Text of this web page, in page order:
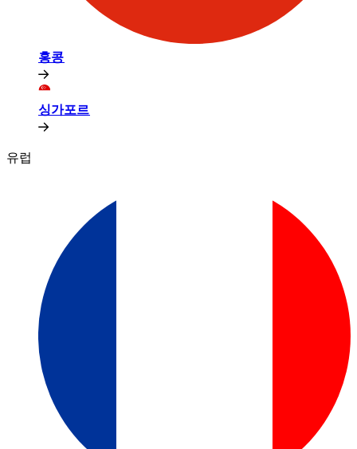
홍콩​​
싱가포르​​
유럽​​